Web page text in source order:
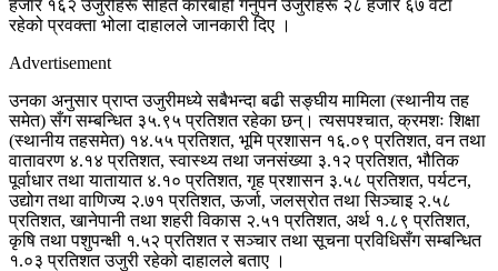
हजार १६२ उजुरीहरू सहित कारबाही गर्नुपर्ने उजुरीहरू २८ हजार ६७ वटा
रहेको प्रवक्ता भोला दाहालले जानकारी दिए ।
Advertisement
उनका अनुसार प्राप्त उजुरीमध्ये सबैभन्दा बढी सङ्‍घीय मामिला (स्थानीय तह
समेत) सँग सम्बन्धित ३५.९५ प्रतिशत रहेका छन्। त्यसपश्चात, क्रमशः शिक्षा
(स्थानीय तहसमेत) १४.५५ प्रतिशत, भूमि प्रशासन १६.०९ प्रतिशत, वन तथा
वातावरण ४.१४ प्रतिशत, स्वास्थ्य तथा जनसंख्या ३.१२ प्रतिशत, भौतिक
पूर्वाधार तथा यातायात ४.१० प्रतिशत, गृह प्रशासन ३.५८ प्रतिशत, पर्यटन,
उद्योग तथा वाणिज्य २.७१ प्रतिशत, ऊर्जा, जलस्रोत तथा सिञ्चाइ २.५८
प्रतिशत, खानेपानी तथा शहरी विकास २.५१ प्रतिशत, अर्थ १.८९ प्रतिशत,
कृषि तथा पशुपन्‍क्षी १.५२ प्रतिशत र सञ्चार तथा सूचना प्रविधिसँग सम्बन्धित
१.०३ प्रतिशत उजुरी रहेको दाहालले बताए ।